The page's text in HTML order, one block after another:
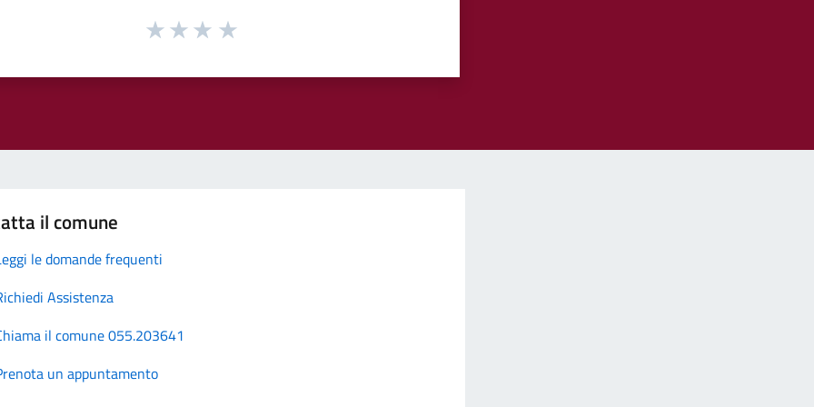
il comune
le domande frequenti
Assistenza
il comune 055.203641
un appuntamento